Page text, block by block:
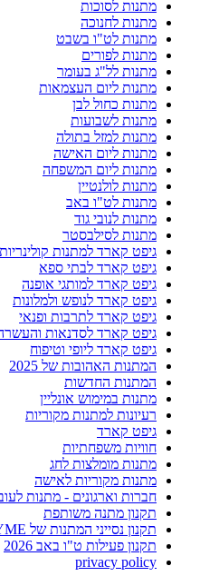
מתנות לסוכות
מתנות לחנוכה
מתנות לט"ו בשבט
מתנות לפורים
מתנות לל"ג בעומר
מתנות ליום העצמאות
מתנות כחול לבן
מתנות לשבועות
מתנות למזל בתולה
מתנות ליום האישה
מתנות ליום המשפחה
מתנות לולנטיין
מתנות לט"ו באב
מתנות לנובי גוד
מתנות לסילבסטר
גיפט קארד למתנות קולינריות
גיפט קארד לבתי ספא
גיפט קארד למותגי אופנה
גיפט קארד לנופש ולמלונות
גיפט קארד לתרבות ופנאי
גיפט קארד לסדנאות
גיפט קארד ליופי וטיפוח
המתנות האהובות של 2025
המתנות החדשות
מתנות במימוש אונליין
רעיונות למתנות מקוריות
גיפט קארד
חוויות משפחתיות
מתנות מומלצות לחג
מתנות מקוריות לאישה
חברות וארגונים - מתנות
תקנון מתנה משותפת
תקנון נסייני המתנות של BUYME
תקנון פעילות ט"ו באב 2026
privacy policy